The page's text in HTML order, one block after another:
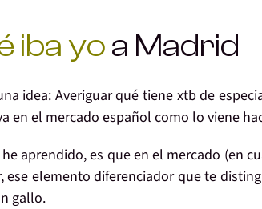
iba yoa Madrid
idea: Averiguar qué tiene xtb de
en el mercado español como lo viene
aprendido, es queen el mercado (en
eseelemento diferenciadorque te
gallo.